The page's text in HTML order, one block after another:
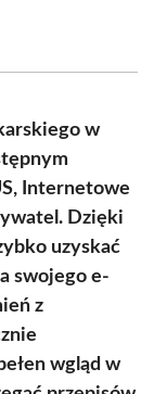
w
Internetowe
Dzięki
uzyskać
swojego e-
z
wgląd w